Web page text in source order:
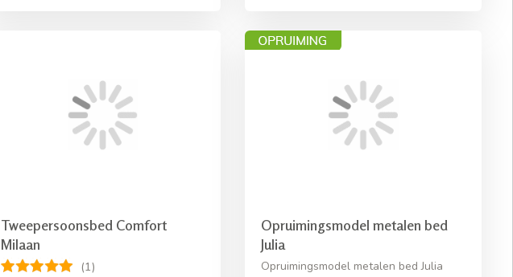
Tweepersoonsbed Comfort
Milaan
(1)
Opruimingsmodel metalen bed
Julia
Opruimingsmodel metalen bed Julia